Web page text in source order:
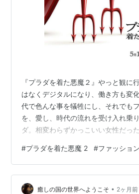
『プラダを着た悪魔２』やっと観に
はなくデジタルになり、働き方も変
代で色んな事を犠牲にし、それでも
を、愛し、時代の流れを受け入れ乗
ダ。相変わらずかっこいい女性だっ
同様、やる気が湧いてくる。 最も大
#プラダを着た悪魔 2 #ファッション
癒しの国の世界へようこそ • 2ヶ月前